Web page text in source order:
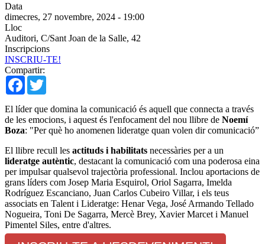
Data
dimecres, 27 novembre, 2024 - 19:00
Lloc
Auditori, C/Sant Joan de la Salle, 42
Inscripcions
INSCRIU-TE!
Compartir:
Facebook
El líder que domina la comunicació és aquell que connecta a través
de les emocions, i aquest és l'enfocament del nou llibre de Noemí
Boza: "Per què ho anomenen lideratge quan volen dir comunicació”
El llibre recull les actituds i habilitats necessàries per a un
lideratge autèntic, destacant la comunicació com una poderosa eina
per impulsar qualsevol trajectòria professional. Inclou aportacions de
grans líders com Josep Maria Esquirol, Oriol Sagarra, Imelda
Rodríguez Escanciano, Juan Carlos Cubeiro Villar, i els teus
associats en Talent i Lideratge: Henar Vega, José Armando Tellado
Nogueira, Toni De Sagarra, Mercè Brey, Xavier Marcet i Manuel
Pimentel Siles, entre d'altres.